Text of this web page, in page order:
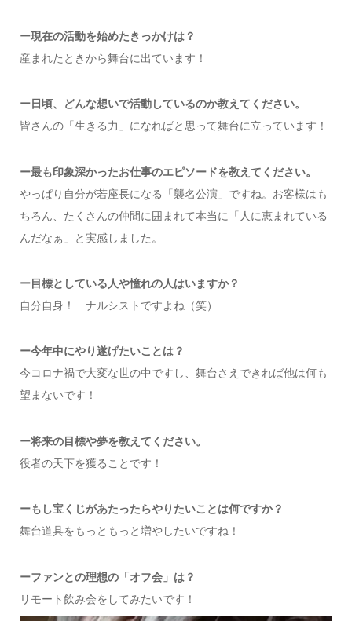
ー現在の活動を始めたきっかけは？
産まれたときから舞台に出ています！
ー日頃、どんな想いで活動しているのか教えてください。
皆さんの「生きる力」になればと思って舞台に立っています！
ー最も印象深かったお仕事のエピソードを教えてください。
やっぱり自分が若座長になる「襲名公演」ですね。お客様はも
ちろん、たくさんの仲間に囲まれて本当に「人に恵まれている
んだなぁ」と実感しました。
ー目標としている人や憧れの人はいますか？
自分自身！ ナルシストですよね（笑）
ー今年中にやり遂げたいことは？
今コロナ禍で大変な世の中ですし、舞台さえできれば他は何も
望まないです！
ー将来の目標や夢を教えてください。
役者の天下を獲ることです！
ーもし宝くじがあたったらやりたいことは何ですか？
舞台道具をもっともっと増やしたいですね！
ーファンとの理想の「オフ会」は？
リモート飲み会をしてみたいです！